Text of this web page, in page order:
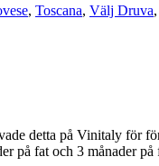
, Toscana, Välj Druva,
detta på Vinitaly för
på fat och 3 månader